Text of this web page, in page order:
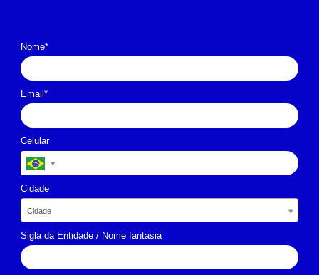
Nome*
Email*
Celular
Cidade
Cidade
Cidade
Sigla da Entidade / Nome fantasia